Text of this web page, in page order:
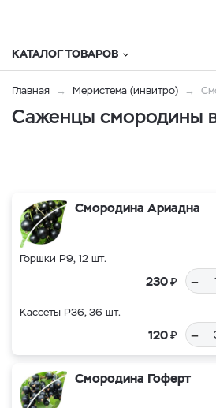
КАТАЛОГ ТОВАРОВ
Главная Меристема (инвитро)
Саженцы смородины
Смородина Ариадна
Горшки Р9, 12 шт.
230₽ –
Кассеты Р36, 36 шт.
120₽ –
Смородина Гоферт